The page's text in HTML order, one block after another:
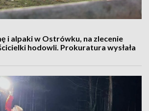
i alpaki w Ostrówku, na zlecenie
hodowli. Prokuratura wysłała